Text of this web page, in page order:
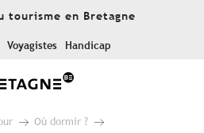
tourisme en Bretagne
Voyagistes Handicap
Où dormir ?